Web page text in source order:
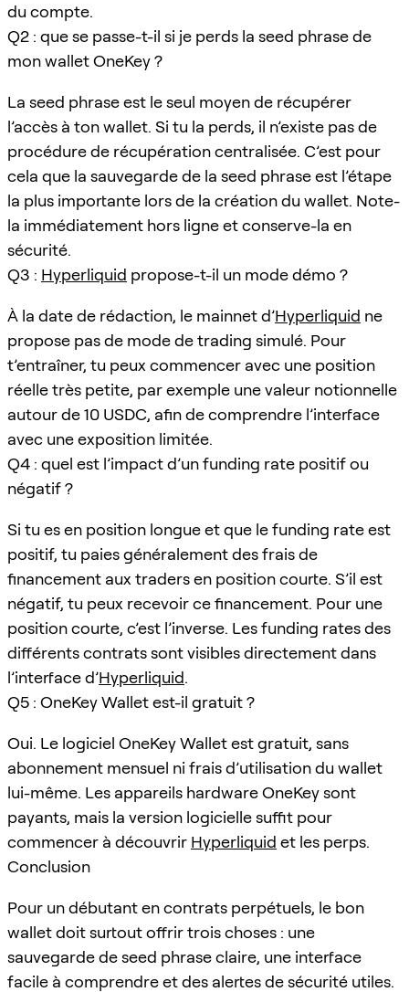
du compte.
Q2 : que se passe-t-il si je perds la seed phrase de
mon wallet OneKey ?
La seed phrase est le seul moyen de récupérer
l’accès à ton wallet. Si tu la perds, il n’existe pas de
procédure de récupération centralisée. C’est pour
cela que la sauvegarde de la seed phrase est l’étape
la plus importante lors de la création du wallet. Note-
la immédiatement hors ligne et conserve-la en
sécurité.
Q3 : Hyperliquid propose-t-il un mode démo ?
À la date de rédaction, le mainnet d’Hyperliquid ne
propose pas de mode de trading simulé. Pour
t’entraîner, tu peux commencer avec une position
réelle très petite, par exemple une valeur notionnelle
autour de 10 USDC, afin de comprendre l’interface
avec une exposition limitée.
Q4 : quel est l’impact d’un funding rate positif ou
négatif ?
Si tu es en position longue et que le funding rate est
positif, tu paies généralement des frais de
financement aux traders en position courte. S’il est
négatif, tu peux recevoir ce financement. Pour une
position courte, c’est l’inverse. Les funding rates des
différents contrats sont visibles directement dans
l’interface d’Hyperliquid.
Q5 : OneKey Wallet est-il gratuit ?
Oui. Le logiciel OneKey Wallet est gratuit, sans
abonnement mensuel ni frais d’utilisation du wallet
lui-même. Les appareils hardware OneKey sont
payants, mais la version logicielle suffit pour
commencer à découvrir Hyperliquid et les perps.
Conclusion
Pour un débutant en contrats perpétuels, le bon
wallet doit surtout offrir trois choses : une
sauvegarde de seed phrase claire, une interface
facile à comprendre et des alertes de sécurité utiles.